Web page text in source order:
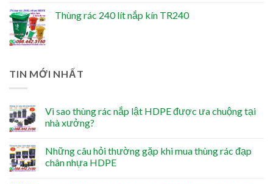
Thùng rác 240 lít nắp kín TR240
TIN MỚI NHẤT
Vì sao thùng rác nắp lật HDPE được ưa chuộng tại
nhà xưởng?
Những câu hỏi thường gặp khi mua thùng rác đạp
chân nhựa HDPE